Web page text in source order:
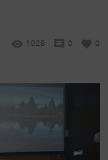
1028 0 0